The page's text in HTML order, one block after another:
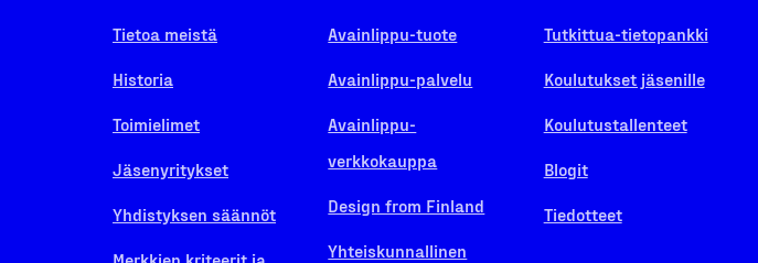
Tietoa meistä
Historia
Toimielimet
Jäsenyritykset
Yhdistyksen säännöt
Avainlippu-tuote
Avainlippu-palvelu
Avainlippu-
verkkokauppa
Design from Finland
Yhteiskunnallinen
Tutkittua-tietopankki
Koulutukset jäsenille
Koulutustallenteet
Blogit
Tiedotteet